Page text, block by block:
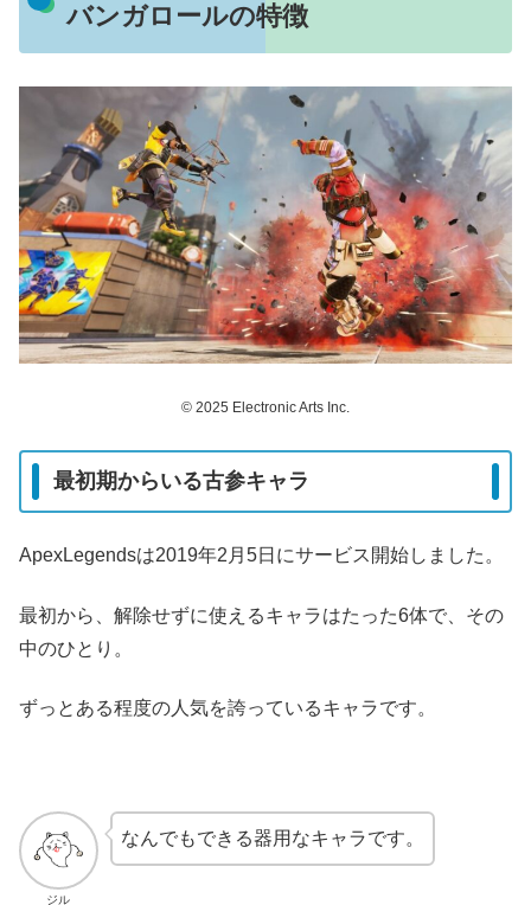
バンガロールの特徴
© 2025 Electronic Arts Inc.
最初期からいる古参キャラ
ApexLegendsは2019年2月5日にサービス開始しました。
最初から、解除せずに使えるキャラはたった6体で、その
中のひとり。
ずっとある程度の人気を誇っているキャラです。
ジル
なんでもできる器用なキャラです。